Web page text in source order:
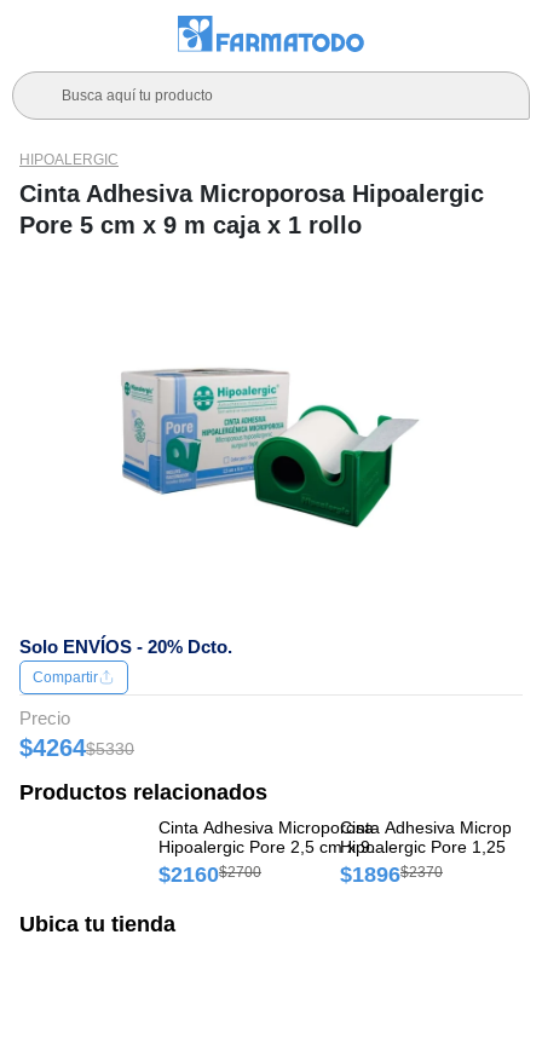
Busca aquí tu producto
Solo ENVÍOS - 20% Dcto.
HIPOALERGIC
Cinta Adhesiva Microporosa Hipoalergic
Pore 5 cm x 9 m caja x 1 rollo
Compartir
Precio
$4264$5330
Productos relacionados
Cinta Adhesiva Microporosa
Hipoalergic Pore 2,5 cm x 9
m caja x 1 rollo
$2160$2700
Cinta Adhesiva
Hipoalergic Pore 1,25 cm
m caja x 1 rollo
$1896$2370
Ubica tu tienda